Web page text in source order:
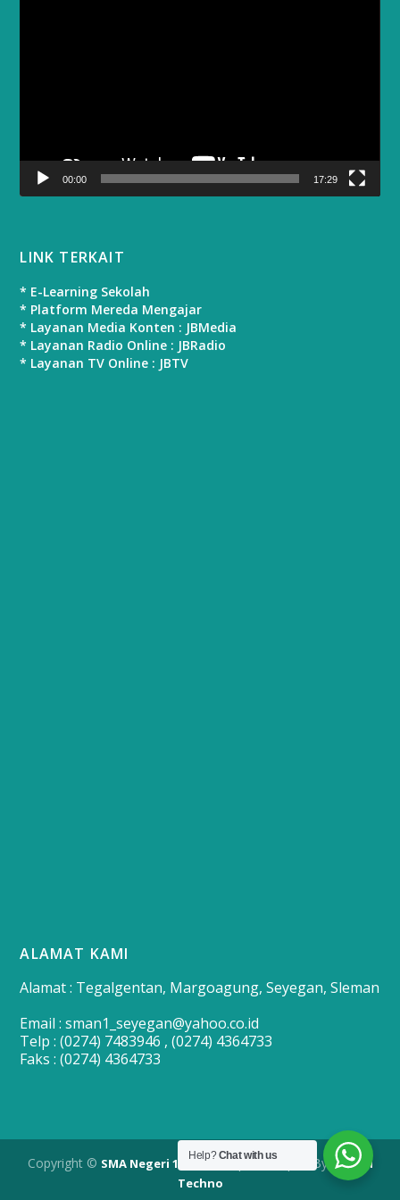
00:00 17:29
LINK TERKAIT
* E-Learning Sekolah
* Platform Mereda Mengajar
* Layanan Media Konten : JBMedia
* Layanan Radio Online : JBRadio
* Layanan TV Online : JBTV
ALAMAT KAMI
Alamat : Tegalgentan, Margoagung, Seyegan, Sleman
Email : sman1_seyegan@yahoo.co.id
Telp : (0274) 7483946 , (0274) 4364733
Faks : (0274) 4364733
Copyright © SMA Negeri 1 Seyegan| Developed By Merapi
Techno
Help?Chat with us